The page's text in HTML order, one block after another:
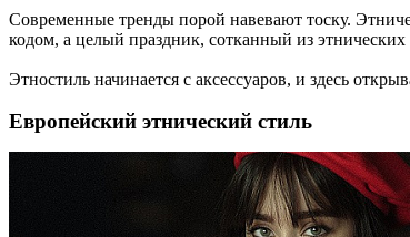
Современные тренды порой навевают тоску.
кодом, а целый праздник, сотканный из
Этностиль начинается с аксессуаров, и здесь
Европейский этнический стиль